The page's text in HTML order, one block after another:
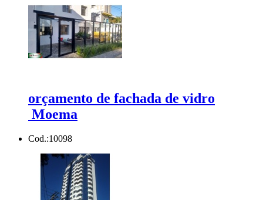
orçamento de fachada de vidro
Moema
Cod.:10098